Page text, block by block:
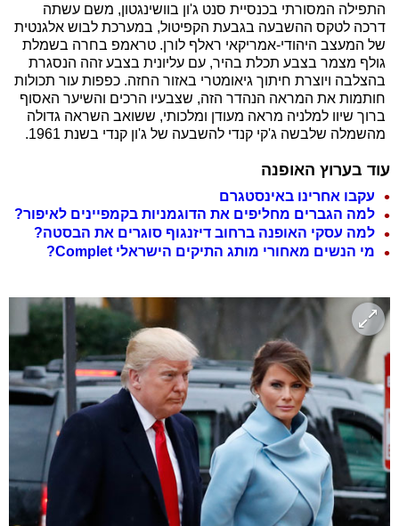
התפילה המסורתי בכנסיית סנט ג'ון בוושינגטון, משם עשתה
דרכה לטקס ההשבעה בגבעת הקפיטול, במערכת לבוש אלגנטית
של המעצב היהודי-אמריקאי ראלף לורן. טראמפ בחרה בשמלת
גולף מצמר בצבע תכלת בהיר, עם עליונית בצבע זהה הנסגרת
בהצלבה ויוצרת חיתוך גיאומטרי באזור החזה. כפפות עור תכולות
חותמות את המראה הנהדר הזה, שצבעיו הרכים והשיער האסוף
ברוך שיוו למלניה מראה מעודן ומלכותי, ששואב השראה גדולה
מהשמלה שלבשה ג'קי קנדי להשבעה של ג'ון קנדי בשנת 1961.
עוד בערוץ האופנה
עקבו אחרינו באינסטגרם
למה הגברים מחליפים את הדוגמניות בקמפיינים לאיפור?
למה עסקי האופנה ברחוב דיזנגוף סוגרים את הבסטה?
מי הנשים מאחורי מותג התיקים הישראלי Complet?